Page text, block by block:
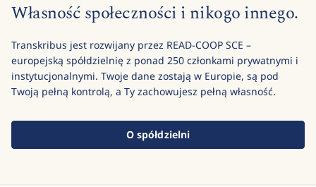
Własność społeczności i nikogo innego.
Transkribus jest rozwijany przez READ-COOP SCE –
europejską spółdzielnię z ponad 250 członkami prywatnymi i
instytucjonalnymi. Twoje dane zostają w Europie, są pod
Twoją pełną kontrolą, a Ty zachowujesz pełną własność.
O spółdzielni